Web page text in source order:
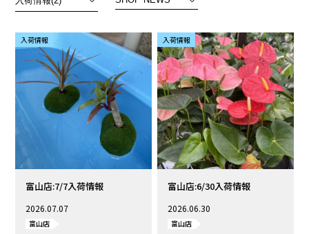
富山店:7/7入荷情報
2026.07.07
富山店
入荷情報
富山店:6/30入荷情報
2026.06.30
富山店
入荷情報